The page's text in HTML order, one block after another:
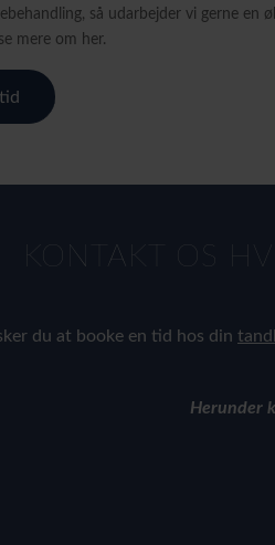
så udarbejder vi gerne en
mere om her.
KONTAKT OS
du at booke en tid hos din
Herunder